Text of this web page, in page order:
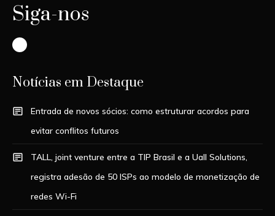
Siga-nos
Instagram
Notícias em Destaque
Entrada de novos sócios: como estruturar acordos para
evitar conflitos futuros
TALL, joint venture entre a TIP Brasil e a Uall Solutions,
registra adesão de 50 ISPs ao modelo de monetização de
redes Wi-Fi